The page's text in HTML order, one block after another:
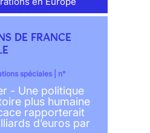
DE FRANCE
spéciales | n°
- Une politique
plus humaine
rapporterait
d’euros par